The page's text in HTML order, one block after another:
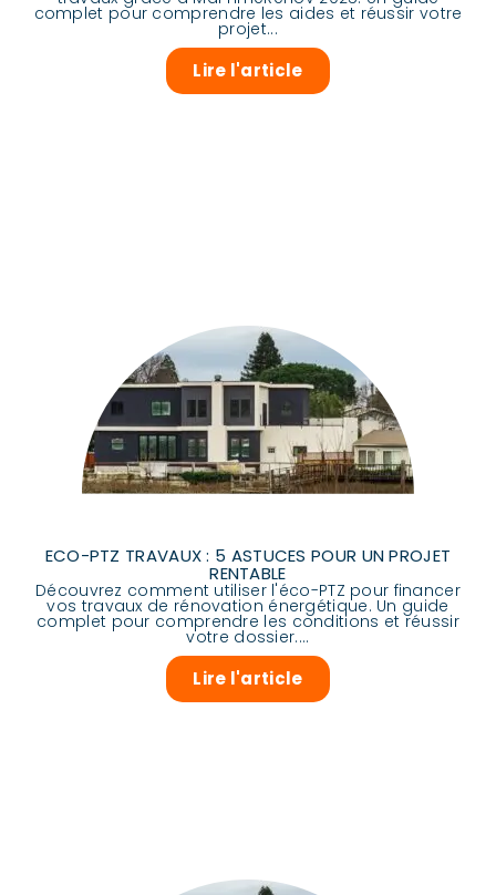
complet pour comprendre les aides et réussir votre
projet...
Lire l'article
ECO-PTZ TRAVAUX : 5 ASTUCES POUR UN PROJET
RENTABLE
Découvrez comment utiliser l'éco-PTZ pour financer
vos travaux de rénovation énergétique. Un guide
complet pour comprendre les conditions et réussir
votre dossier....
Lire l'article